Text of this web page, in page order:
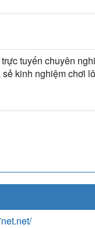
tuyến chuyên
kinh nghiệm chơi